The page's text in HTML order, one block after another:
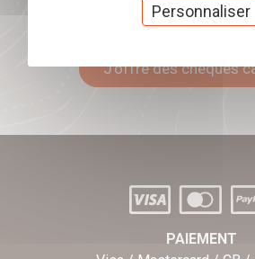
Offrez nos
cadeaux
J'offre des chèques
PAIEMENT
Personnaliser